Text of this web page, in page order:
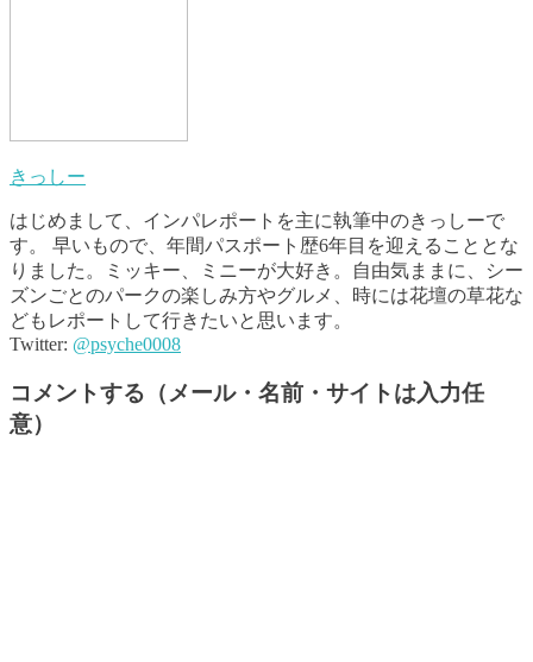
きっしー
はじめまして、インパレポートを主に執筆中のきっしーで
す。 早いもので、年間パスポート歴6年目を迎えることとな
りました。ミッキー、ミニーが大好き。自由気ままに、シー
ズンごとのパークの楽しみ方やグルメ、時には花壇の草花な
どもレポートして行きたいと思います。
Twitter: @psyche0008
コメントする（メール・名前・サイトは入力任
意）